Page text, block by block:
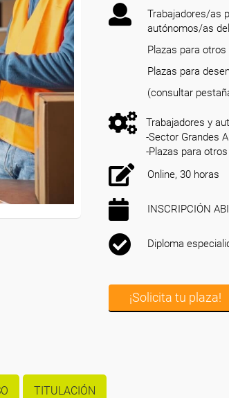
Trabajadores/as
autónomos/as
Plazas para
Plazas para
(consultar
Trabajadores y
-Sector Grandes
-Plazas para
Online, 30 horas
INSCRIPCIÓN
Diploma
¡Solicita tu plaza!
TITULACIÓN